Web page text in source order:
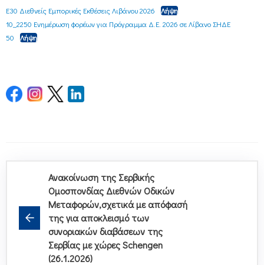
Ε30 Διεθνείς Εμπορικές Εκθέσεις Λιβάνου 2026
Λήψη
10_2250 Ενημέρωση φορέων για Πρόγραμμα Δ.Ε. 2026 σε Λίβανο ΣΗΔΕ
50
Λήψη
Ανακοίνωση της Σερβικής
Ομοσπονδίας Διεθνών Οδικών
Μεταφορών,σχετικά με απόφασή
της για αποκλεισμό των
συνοριακών διαβάσεων της
Σερβίας με χώρες Schengen
(26.1.2026)